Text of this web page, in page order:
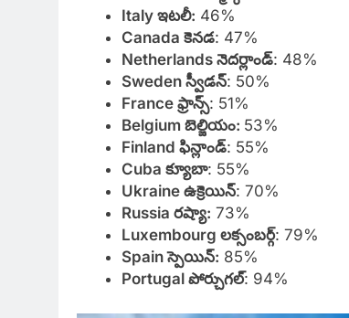
Italy ఇటలీ: 46%
Canada కెనడ: 47%
Netherlands నెదర్లాండ్: 48%
Sweden స్వీడన్: 50%
France ఫ్రాన్స్: 51%
Belgium బెల్జియం: 53%
Finland ఫిన్లాండ్: 55%
Cuba క్యూబా: 55%
Ukraine ఉక్రెయిన్: 70%
Russia రష్యా: 73%
Luxembourg లక్సంబర్గ్: 79%
Spain స్పెయిన్: 85%
Portugal పోర్చుగల్: 94%